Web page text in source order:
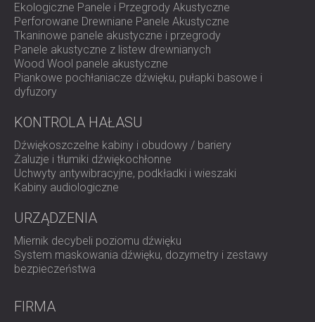
Ekologiczne Panele i Przegrody Akustyczne
Perforowane Drewniane Panele Akustyczne
Tkaninowe panele akustyczne i przegrody
Panele akustyczne z listew drewnianych
Wood Wool panele akustyczne
Piankowe pochłaniacze dźwięku, pułapki basowe i
dyfuzory
KONTROLA HAŁASU
Dźwiękoszczelne kabiny i obudowy / bariery
Żaluzje i tłumiki dźwiękochłonne
Uchwyty antywibracyjne, podkładki i wieszaki
Kabiny audiologiczne
URZĄDZENIA
Miernik decybeli poziomu dźwięku
System maskowania dźwięku, dozymetry i zestawy
bezpieczeństwa
FIRMA